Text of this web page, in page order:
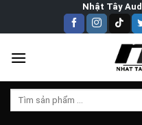
Nhật Tây
Tìm